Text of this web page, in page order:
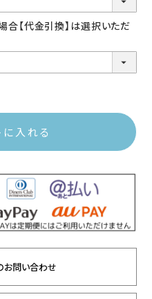
合【代金引換】は選択いただ
に入れる
お問い合わせ